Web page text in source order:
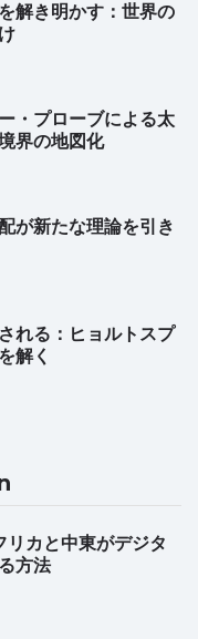
解き明かす：世界の
・プローブによる太
界の地図化
が新たな理論を引き
れる：ヒョルトスプ
解く
カと中東がデジタ
方法